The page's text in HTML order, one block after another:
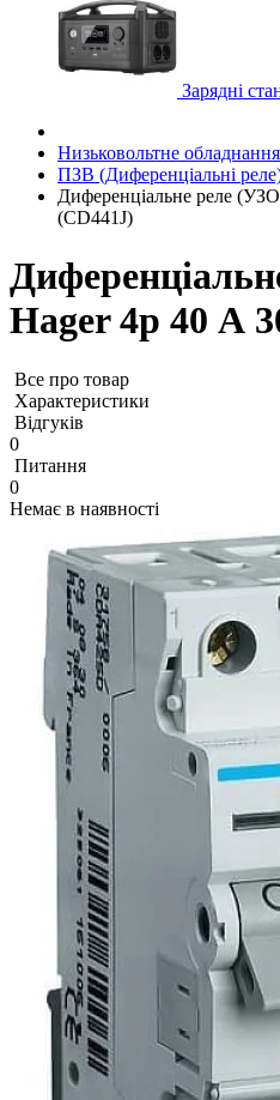
Зарядні
Низьковольтне обладнання
ПЗВ (Диференціальні
Диференціальне реле
(CD441J)
Hager 4p 40 А
Все про товар
Характеристики
Відгуків
0
Питання
0
Немає в наявності